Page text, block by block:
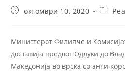
октомври 10, 2020
Министерот Филипче и
доставија предлог Одлуки до
Македонија во врска со анти-